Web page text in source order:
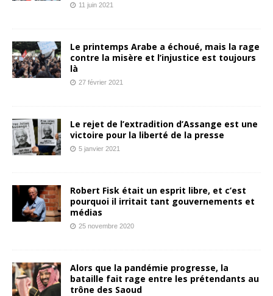
11 juin 2021
Le printemps Arabe a échoué, mais la rage
contre la misère et l’injustice est toujours
là
27 février 2021
Le rejet de l’extradition d’Assange est une
victoire pour la liberté de la presse
5 janvier 2021
Robert Fisk était un esprit libre, et c’est
pourquoi il irritait tant gouvernements et
médias
25 novembre 2020
Alors que la pandémie progresse, la
bataille fait rage entre les prétendants au
trône des Saoud